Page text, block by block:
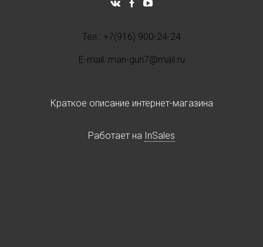
Тел.: +7(916) 900-24-24
E-mail: man-gun7@mail.ru
Краткое описание интернет-магазина
Работает на InSales